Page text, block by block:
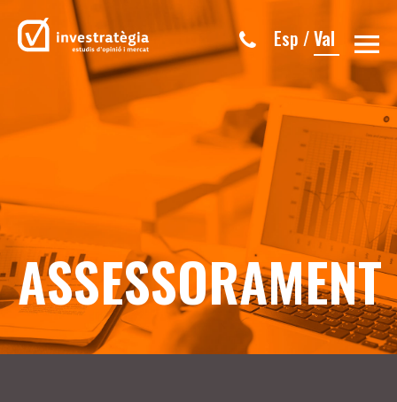
Esp /Val
ASSESSORAMENT